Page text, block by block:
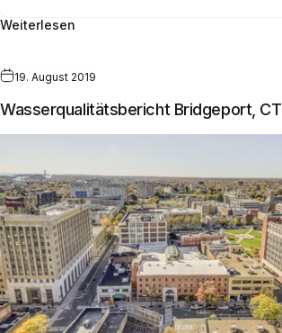
Weiterlesen
19. August 2019
Wasserqualitätsbericht Bridgeport, CT